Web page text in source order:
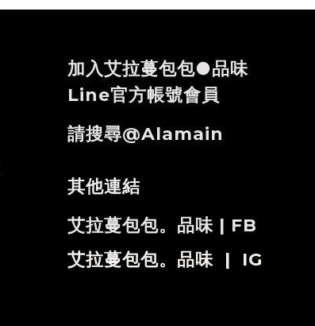
加入艾拉蔓包包●品味
Line官方帳號會員
請搜尋@alamain
其他連結
艾拉蔓包包。品味 | FB
艾拉蔓包包。品味 | IG